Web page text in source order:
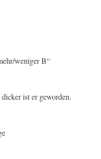
weniger B“
dicker ist er geworden.